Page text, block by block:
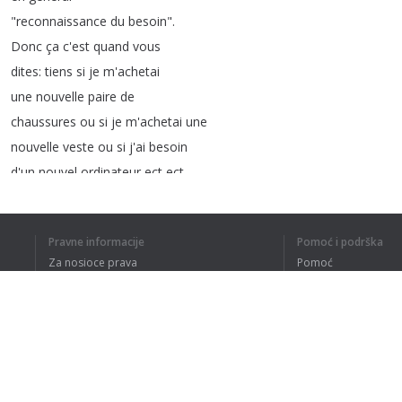
"reconnaissance du besoin".
Donc ça c'est quand vous
dites:tiens si je m'achetai
une nouvelle paire de
chaussures ou si je m'achetai une
nouvelle veste ou si j'ai besoin
d'un nouvel ordinateur ect ect
ensuite vous allez
évaluer vos options,ensuite vous
Pravne informacije
Za nosioce prava
Pomoć i podrška
Pomoć